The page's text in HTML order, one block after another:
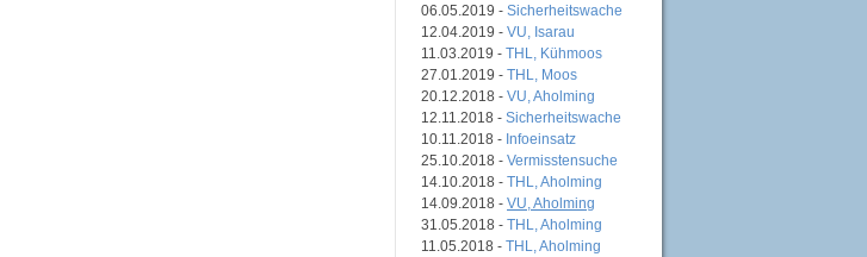
06.05.2019 - Sicherheitswache
12.04.2019 - VU, Isarau
11.03.2019 - THL, Kühmoos
27.01.2019 - THL, Moos
20.12.2018 - VU, Aholming
12.11.2018 - Sicherheitswache
10.11.2018 - Infoeinsatz
25.10.2018 - Vermisstensuche
14.10.2018 - THL, Aholming
14.09.2018 - VU, Aholming
31.05.2018 - THL, Aholming
11.05.2018 - THL, Aholming